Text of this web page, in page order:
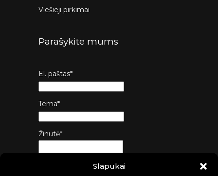
Slapukai
Viešieji pirkimai
Parašykite mums
El. paštas*
Tema*
Žinutė*